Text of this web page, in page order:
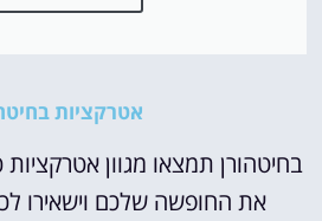
אטרקציות
בחיטהורן תמצאו מגוון אטרקציות
את החופשה שלכם וישאירו